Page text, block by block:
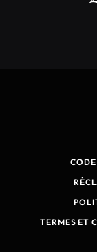
TERMES ET